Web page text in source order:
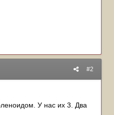
#2
У нас их 3. Два